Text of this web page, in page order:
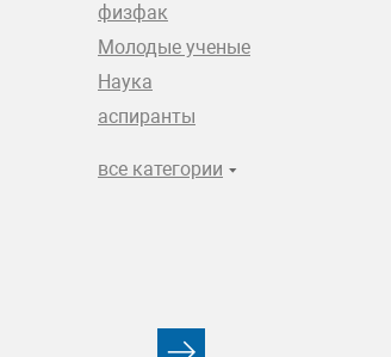
физфак
Молодые ученые
Наука
аспиранты
все категории